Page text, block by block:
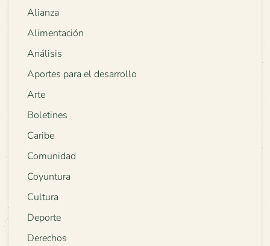
Alianza
Alimentación
Análisis
Aportes para el desarrollo
Arte
Boletines
Caribe
Comunidad
Coyuntura
Cultura
Deporte
Derechos